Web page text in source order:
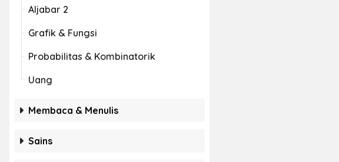
Aljabar 2
Grafik & Fungsi
Probabilitas & Kombinatorik
Uang
Membaca & Menulis
Sains